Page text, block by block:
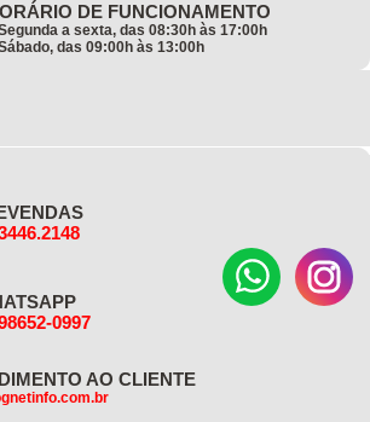
DE FUNCIONAMENTO
a sexta, das 08:30h às 17:00h
das 09:00h às 13:00h
0997
AO CLIENTE